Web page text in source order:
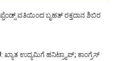
ವತಿಯಿಂದ ಬೃಹತ್ ರಕ್ತದಾನ ಶಿಬಿರ
ಖ್ಯಾತ ಉದ್ಯಮಿಗೆ ಹನಿಟ್ರ್ಯಾಪ್; ಕಾಂಗ್ರೆಸ್